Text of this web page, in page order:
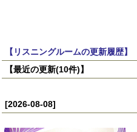
【リスニングルームの更新履歴】
【最近の更新(10件)】
[2026-08-08]